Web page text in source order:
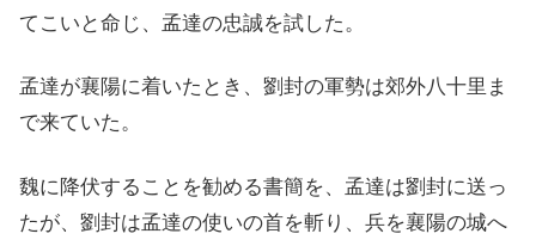
てこいと命じ、孟達の忠誠を試した。
孟達が襄陽に着いたとき、劉封の軍勢は郊外八十里ま
で来ていた。
魏に降伏することを勧める書簡を、孟達は劉封に送っ
たが、劉封は孟達の使いの首を斬り、兵を襄陽の城へ